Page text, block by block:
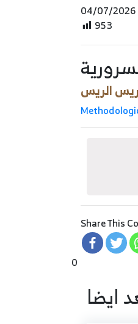
04/07/2026
953
ريس الريس
Share This
0
ايضا